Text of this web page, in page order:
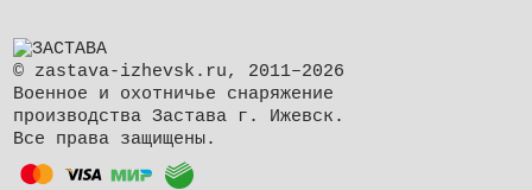
© zastava-izhevsk.ru, 2011–2026
Военное и охотничье снаряжение
производства Застава г. Ижевск.
Все права защищены.